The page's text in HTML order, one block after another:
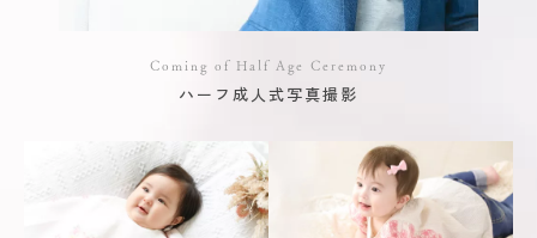
Coming of Half Age Ceremony
ハーフ成人式写真撮影